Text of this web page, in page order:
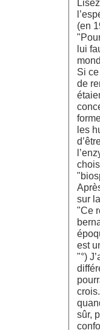
(en
lui
Si
de
les
sur
"Ce
est
"°)
sûr,